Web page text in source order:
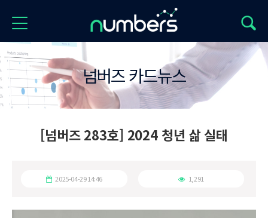
넘버즈 카드뉴스
[넘버즈 283호] 2024 청년 삶 실태
2025-04-29 14:46 1,291